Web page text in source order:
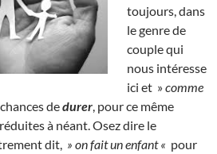
toujours, dans
le genre de
couple qui
nous intéresse
ici et »comme
dedurer , pour ce même
à néant. Osez dire le
dit, » on fait un enfant « pour